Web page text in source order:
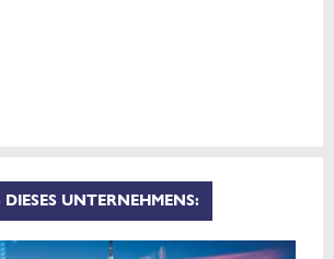
UNTERNEHMENS: